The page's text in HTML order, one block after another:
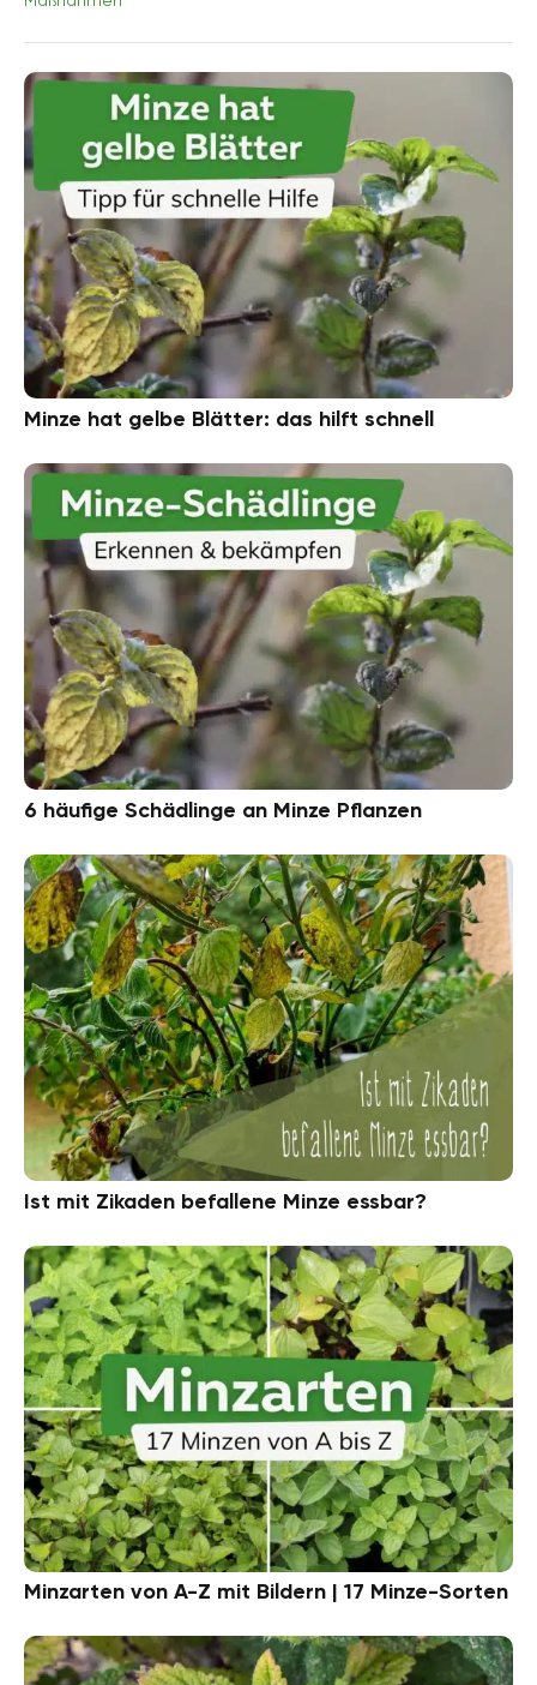
Minze hat gelbe Blätter: das hilft schnell
6 häufige Schädlinge an Minze Pflanzen
Ist mit Zikaden befallene Minze essbar?
Minzarten von A-Z mit Bildern | 17 Minze-Sorten